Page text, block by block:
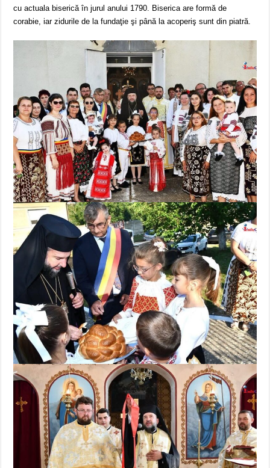
cu actuala biserică în jurul anului 1790. Biserica are formă de
corabie, iar zidurile de la fundaţie şi până la acoperiş sunt din piatră.